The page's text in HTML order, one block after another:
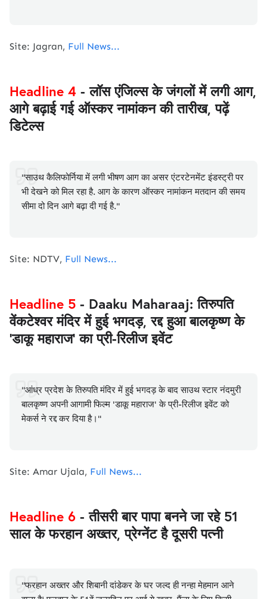
Site: Jagran, Full News...
Headline 4 - लॉस एंजिल्स के जंगलों में लगी आग,
आगे बढ़ाई गई ऑस्कर नामांकन की तारीख, पढ़ें
डिटेल्स
"साउथ कैलिफोर्निया में लगी भीषण आग का असर एंटरटेनमेंट इंडस्ट्री पर
भी देखने को मिल रहा है. आग के कारण ऑस्कर नामांकन मतदान की समय
सीमा दो दिन आगे बढ़ा दी गई है."
Site: NDTV, Full News...
Headline 5 - Daaku Maharaaj: तिरुपति
वेंकटेश्वर मंदिर में हुई भगदड़, रद्द हुआ बालकृष्ण के
'डाकू महाराज' का प्री-रिलीज इवेंट
"आंध्र प्रदेश के तिरुपति मंदिर में हुई भगदड़ के बाद साउथ स्टार नंदमुरी
बालकृष्ण अपनी आगामी फिल्म 'डाकू महाराज' के प्री-रिलीज इवेंट को
मेकर्स ने रद्द कर दिया है।"
Site: Amar Ujala, Full News...
Headline 6 - तीसरी बार पापा बनने जा रहे 51
साल के फरहान अख्तर, प्रेग्नेंट है दूसरी पत्नी
"फरहान अख्तर और शिबानी दांडेकर के घर जल्द ही नन्हा मेहमान आने